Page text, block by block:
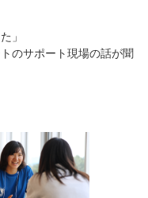
」
のサポート現場の話が聞